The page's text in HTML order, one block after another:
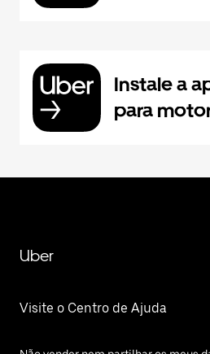
Instale a
para
Uber
Visite o Centro de Ajuda